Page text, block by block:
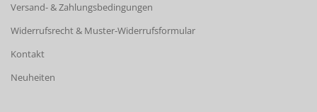
Versand- & Zahlungsbedingungen
Widerrufsrecht & Muster-Widerrufsformular
Kontakt
Neuheiten